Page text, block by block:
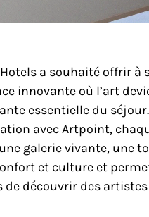
a souhaité offrir à
innovante où l’art
essentielle du séjour.
avec Artpoint,
galerie vivante, une
et culture et
de découvrir des